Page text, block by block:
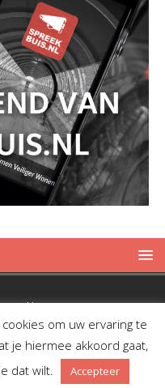
om uw ervaring te
je hiermee akkoord gaat,
dat wilt.
Accepteer